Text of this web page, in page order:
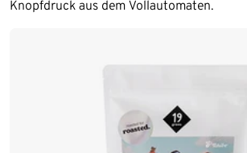
Knopfdruck aus dem Vollautomaten.